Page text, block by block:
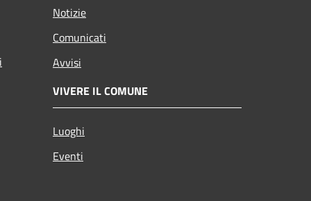
Notizie
Comunicati
Avvisi
VIVERE IL COMUNE
Luoghi
Eventi